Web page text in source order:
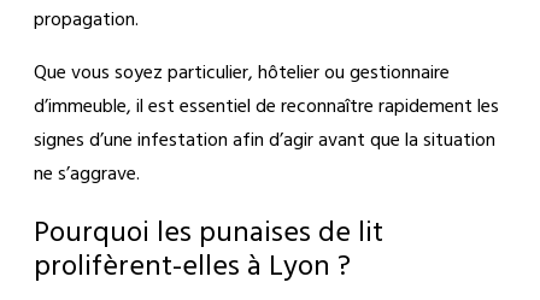
propagation.
Que vous soyez particulier, hôtelier ou gestionnaire
d’immeuble, il est essentiel de reconnaître rapidement les
signes d’une infestation afin d’agir avant que la situation
ne s’aggrave.
Pourquoi les punaises de lit
prolifèrent-elles à Lyon ?